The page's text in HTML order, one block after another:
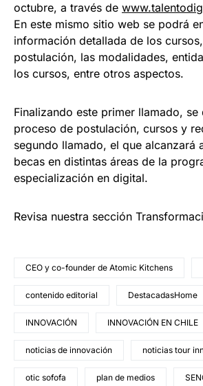
octubre, a través de
En este mismo sitio web se podrá
información detallada de los
postulación, las modalidades,
los cursos, entre otros aspectos.
Finalizando este primer llamado,
proceso de postulación, cursos y
segundo llamado, el que alcanzará
becas en distintas áreas de la
especialización en digital.
Revisa nuestra sección
CEO y co-founder de Atomic Kitchens
contenido editorial DestacadasHome
INNOVACIÓN INNOVACIÓN EN CHILE
noticias de innovación noticias tour
otic sofofa plan de medios